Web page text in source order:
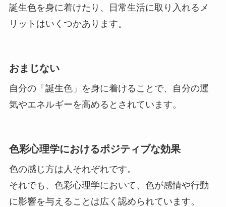
誕生色を身に着けたり、日常生活に取り入れるメ
リットはいくつかあります。
おまじない
自分の「誕生色」を身に着けることで、自分の運
気やエネルギーを高めるとされています。
色彩心理学におけるポジティブな効果
色の感じ方は人それぞれです。
それでも、色彩心理学において、色が感情や行動
に影響を与えることは広く認められています。